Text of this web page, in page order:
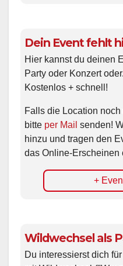
Dein Event fehlt
Hier kannst du deinen
Party oder Konzert
Kostenlos + schnell!
Falls die Location
bitte per Mail senden!
hinzu und tragen den
das Online-Erscheinen
+
Wildwechsel als
Du interessierst dich